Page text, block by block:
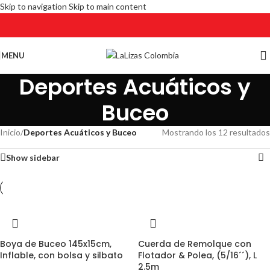
Skip to navigation Skip to main content
MENU
Deportes Acuáticos y
Buceo
Inicio/Deportes Acuáticos y Buceo Mostrando los 12 resultados
Show sidebar
Boya de Buceo 145x15cm,
Inflable, con bolsa y silbato
Cuerda de Remolque con
Flotador & Polea, (5/16´´), L
2.5m